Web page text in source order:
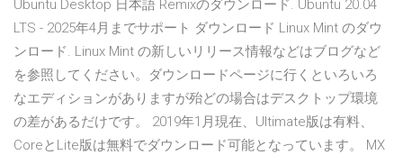
Ubuntu Desktop 日本語 Remixのダウンロード. Ubuntu 20.04
LTS - 2025年4月までサポート ダウンロード Linux Mint のダウ
ンロード. Linux Mint の新しいリリース情報などはブログなど
を参照してください。ダウンロードページに行くといろいろ
なエディションがありますが殆どの場合はデスクトップ環境
の差があるだけです。 2019年1月現在、Ultimate版は有料、
CoreとLite版は無料でダウンロード可能となっています。 MX